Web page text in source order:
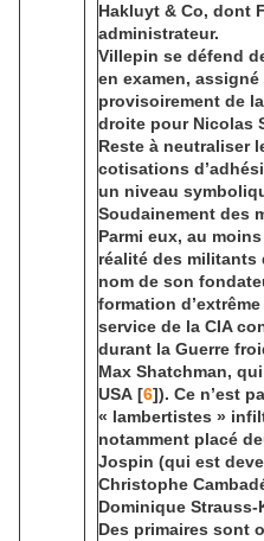
Hakluyt & Co, dont
administrateur.
Villepin se défend
en examen,
provisoirement de
droite pour Nicolas
Reste à neutraliser
cotisations
un niveau
Soudainement des
Parmi eux, au
réalité des militants
nom de son
formation
service de la CIA
durant la Guerre
Max Shatchman,
USA [6]). Ce n’est
« lambertistes »
notamment placé
Jospin (qui est
Christophe
Dominique Strauss-
Des primaires sont